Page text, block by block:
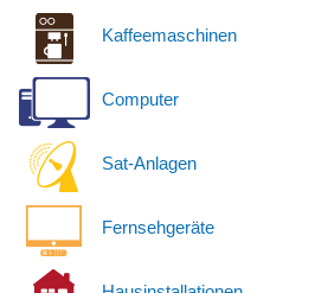
Kaffeemaschinen
Computer
Sat-Anlagen
Fernsehgeräte